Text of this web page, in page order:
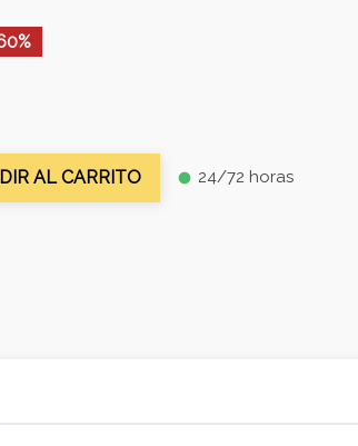
AL CARRITO fiber_manual_record 24/72 horas